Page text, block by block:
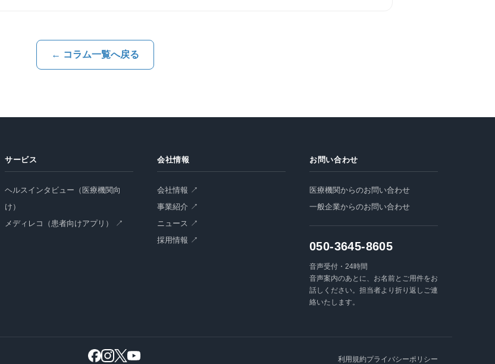
← コラム一覧へ戻る
サービス
ヘルスインタビュー（医療機関向
け）
メディレコ（患者向けアプリ） ↗
会社情報
会社情報 ↗
事業紹介 ↗
ニュース ↗
採用情報 ↗
お問い合わせ
医療機関からのお問い合わせ
一般企業からのお問い合わせ
050-3645-8605
音声受付・24時間
音声案内のあとに、お名前とご用件をお
話しください。担当者より折り返しご連
絡いたします。
利用規約プライバシーポリシー